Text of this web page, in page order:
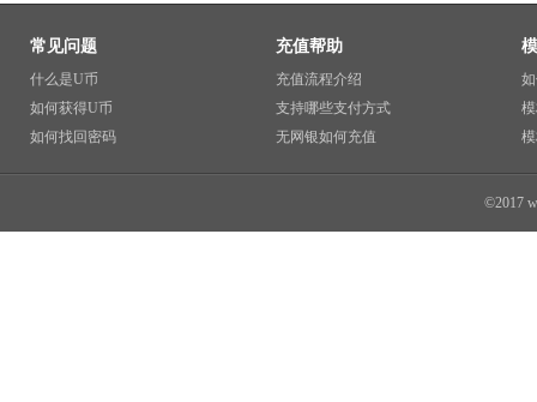
常见问题
什么是U币
如何获得U币
如何找回密码
充值帮助
充值流程介绍
支持哪些支付方式
无网银如何充值
©2017